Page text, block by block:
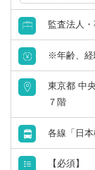
監査法人
※年齢、経
東京都 中
７階
各線「日
【必須】
中国・
鳥取県
岡山県
山口県
香川県